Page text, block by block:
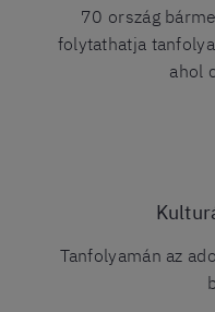
70 ország
folytathatja
ahol
Tanfolyamán az